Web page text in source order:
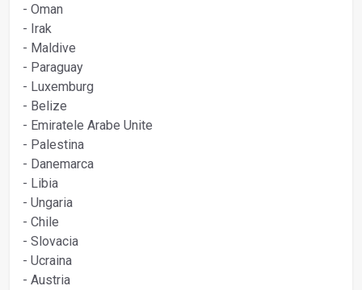
- Oman
- Irak
- Maldive
- Paraguay
- Luxemburg
- Belize
- Emiratele Arabe Unite
- Palestina
- Danemarca
- Libia
- Ungaria
- Chile
- Slovacia
- Ucraina
- Austria